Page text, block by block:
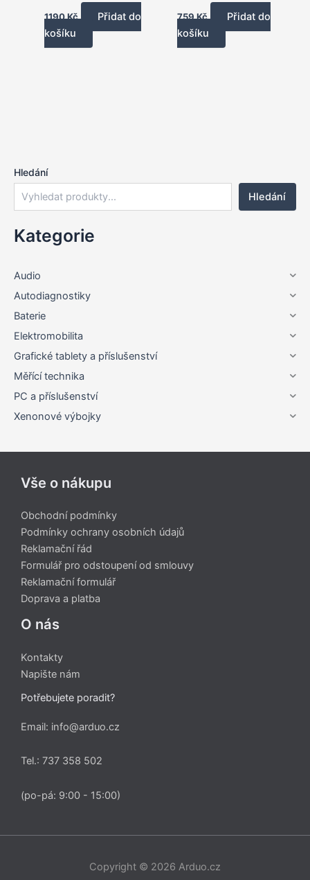
Hledání
Hledání
Kategorie
Audio
Autodiagnostiky
Baterie
Elektromobilita
Grafické tablety a příslušenství
Měřící technika
PC a příslušenství
Xenonové výbojky
1190Kč
Přidat do
košíku
759Kč
Přidat do
košíku
Vše o nákupu
Obchodní podmínky
Podmínky ochrany osobních údajů
Reklamační řád
Formulář pro odstoupení od smlouvy
Reklamační formulář
Doprava a platba
O nás
Kontakty
Napište nám
Potřebujete poradit?
Email: info@arduo.cz
Tel.: 737 358 502
(po-pá: 9:00 - 15:00)
Copyright © 2026 Arduo.cz